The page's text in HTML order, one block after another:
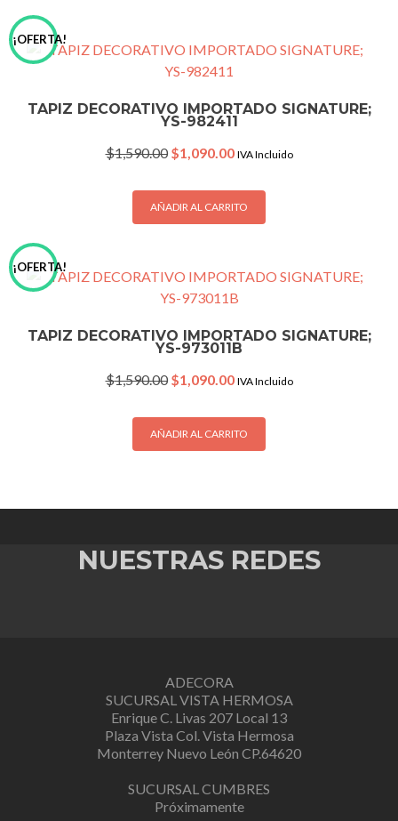
¡OFERTA!
TAPIZ DECORATIVO IMPORTADO SIGNATURE;
YS-982411
$1,590.00 Original
was:
$1,590.00.
$1,090.00Current
is:
$1,090.00.
IVA Incluido
AÑADIR AL CARRITO
¡OFERTA!
TAPIZ DECORATIVO IMPORTADO SIGNATURE;
YS-973011B
$1,590.00 Original
was:
$1,590.00.
$1,090.00Current
is:
$1,090.00.
IVA Incluido
AÑADIR AL CARRITO
NUESTRAS REDES
ADECORA
SUCURSAL VISTA HERMOSA
Enrique C. Livas 207 Local 13
Plaza Vista Col. Vista Hermosa
Monterrey Nuevo León CP.64620
SUCURSAL CUMBRES
Próximamente